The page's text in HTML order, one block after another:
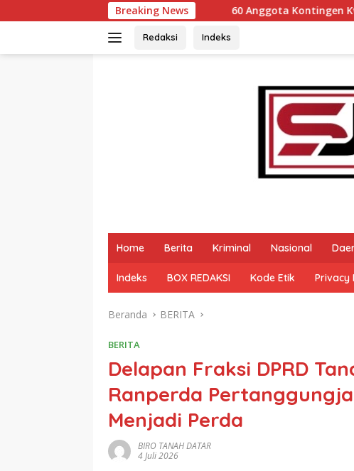
ke
Breaking News
60 Anggota Kontingen Kwarcab 0304 Gerakan
Redaksi Indeks
Home Berita Kriminal Nasional
Indeks BOX REDAKSI Kode Etik Privacy
Beranda BERITA
BERITA
Delapan Fraksi DPRD
Ranperda
Menjadi Perda
BIRO TANAH DATAR
4 Juli 2026